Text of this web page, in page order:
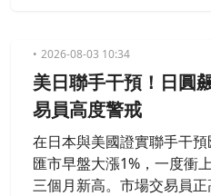
2026-08-03 10:34
美日聯手干預！日
易員高度警戒
在日本與美國證實聯手干
匯市早盤大漲1%，一度衝
三個月新高。市場交易員